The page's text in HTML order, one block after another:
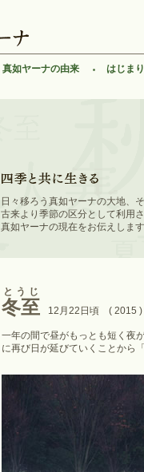
真如ヤーナの由来 はじま
日々移ろう真如ヤーナの大地、
古来より季節の区分として利用
真如ヤーナの現在をお伝えします
冬至
とうじ
12月22日頃 ( 2015 )
一年の間で昼がもっとも短く夜
に再び日が延びていくことから